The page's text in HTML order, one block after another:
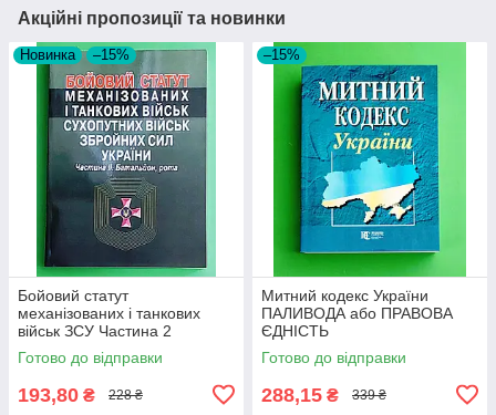
Акційні пропозиції та новинки
Новинка –15%
Бойовий статут
механізованих і танкових
військ ЗСУ Частина 2
батальйон рота
Готово до відправки
193,80 ₴ 228 ₴
–15%
Митний кодекс України
ПАЛИВОДА або ПРАВОВА
ЄДНІСТЬ
Готово до відправки
288,15 ₴ 339 ₴